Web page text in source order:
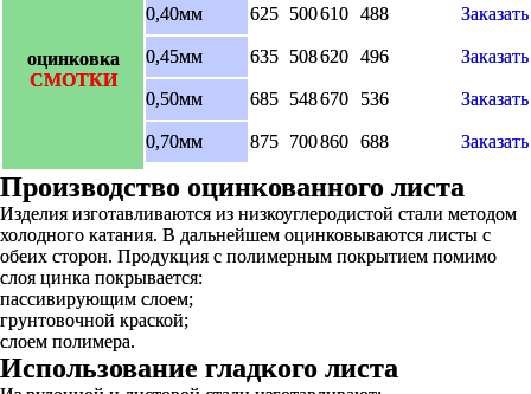
оцинковка
СМОТКИ
0,40мм
625 500610 488 Заказать
0,45мм 635 508620 496 Заказать
0,50мм 685 548670 536 Заказать
0,70мм 875 700860 688 Заказать
Производство оцинкованного листа
Изделия изготавливаются из низкоуглеродистой стали методом
холодного катания. В дальнейшем оцинковываются листы с
обеих сторон. Продукция с полимерным покрытием помимо
слоя цинка покрывается:
пассивирующим слоем;
грунтовочной краской;
слоем полимера.
Использование гладкого листа